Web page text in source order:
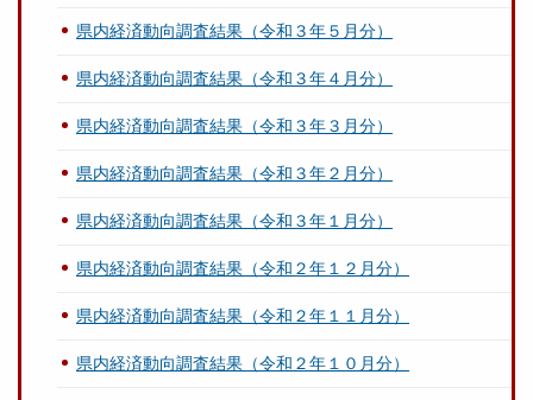
県内経済動向調査結果（令和３年５月分）
県内経済動向調査結果（令和３年４月分）
県内経済動向調査結果（令和３年３月分）
県内経済動向調査結果（令和３年２月分）
県内経済動向調査結果（令和３年１月分）
県内経済動向調査結果（令和２年１２月分）
県内経済動向調査結果（令和２年１１月分）
県内経済動向調査結果（令和２年１０月分）